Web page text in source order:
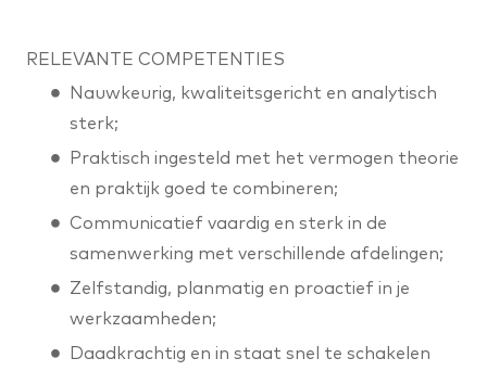
RELEVANTE COMPETENTIES
Nauwkeurig, kwaliteitsgericht en analytisch
sterk;
Praktisch ingesteld met het vermogen theorie
en praktijk goed te combineren;
Communicatief vaardig en sterk in de
samenwerking met verschillende afdelingen;
Zelfstandig, planmatig en proactief in je
werkzaamheden;
Daadkrachtig en in staat snel te schakelen